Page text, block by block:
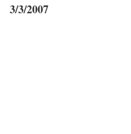
3/3/2007